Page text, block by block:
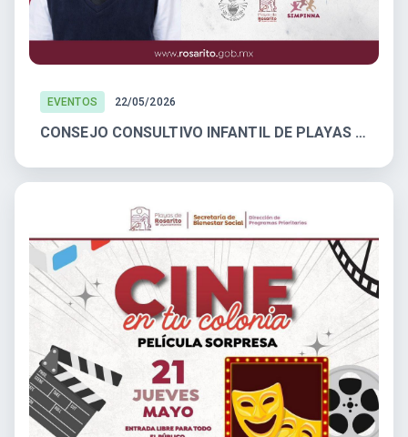
EVENTOS 22/05/2026
CONSEJO CONSULTIVO INFANTIL DE PLAYAS DE ROSARITO